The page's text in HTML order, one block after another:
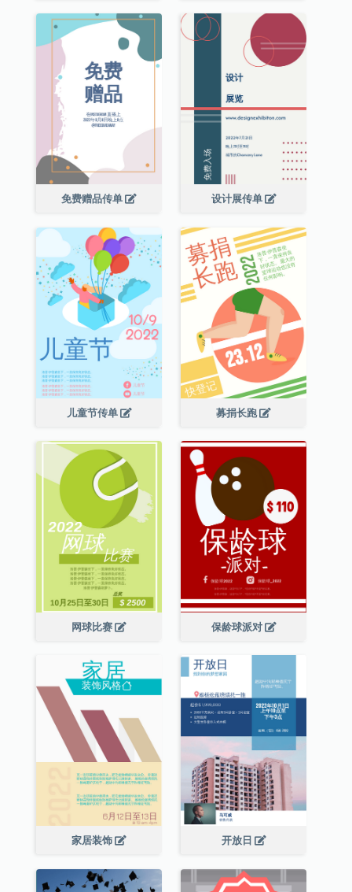
免费赠品传单 设计展传单
儿童节传单 募捐长跑
网球比赛 保龄球派对
家居装饰 开放日